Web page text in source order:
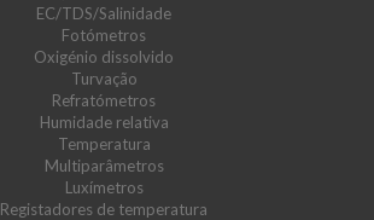
EC/TDS/Salinidade
Fotómetros
Oxigénio dissolvido
Turvação
Refratómetros
Humidade relativa
Temperatura
Multiparâmetros
Luxímetros
Registadores de temperatura